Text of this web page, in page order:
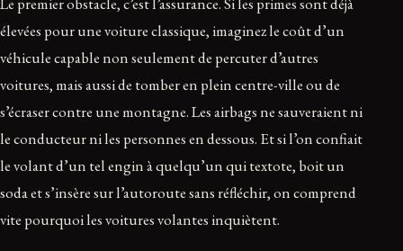
élevées pour une voiture classique, imaginez le coût d’un
véhicule capable non seulement de percuter d’autres
voitures, mais aussi de tomber en plein centre-ville ou de
s’écraser contre une montagne. Les airbags ne sauveraient ni
le conducteur ni les personnes en dessous. Et si l’on confiait
le volant d’un tel engin à quelqu’un qui textote, boit un
soda et s’insère sur l’autoroute sans réfléchir, on comprend
vite pourquoi les voitures volantes inquiètent.